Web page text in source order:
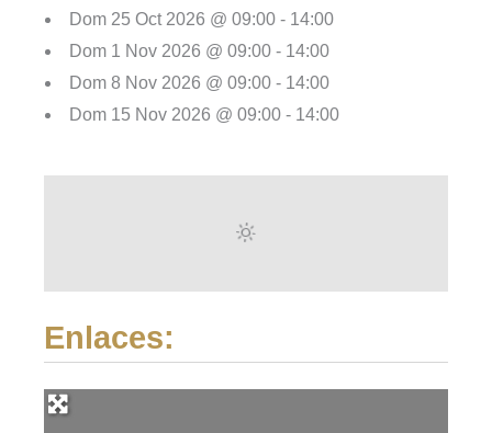
Dom 25 Oct 2026 @ 09:00 - 14:00
Dom 1 Nov 2026 @ 09:00 - 14:00
Dom 8 Nov 2026 @ 09:00 - 14:00
Dom 15 Nov 2026 @ 09:00 - 14:00
Enlaces: